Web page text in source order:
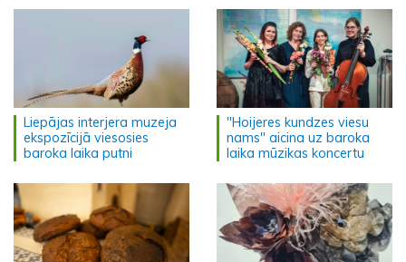
Liepājas interjera muzeja
ekspozīcijā viesosies
baroka laika putni
"Hoijeres kundzes viesu
nams" aicina uz baroka
laika mūzikas koncertu